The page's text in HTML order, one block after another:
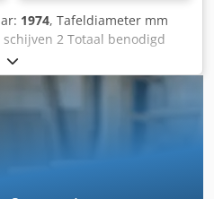
1974, Tafeldiameter mm
2 Totaal benodigd
ca. 4,2 ton Benodigde
kunnen u uit voorraad
fouten en voorafgaande
HAHN & KOLB Dubbelzijdige
ZL 800 H bouwjaar ca.
schuurschijf-Ø mogelijk 755 -
200 - 265 mm